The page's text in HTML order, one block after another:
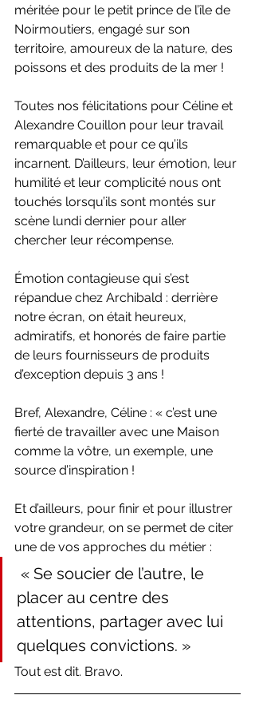
méritée pour le petit prince de l’île de
Noirmoutiers, engagé sur son
territoire, amoureux de la nature, des
poissons et des produits de la mer !
Toutes nos félicitations pour Céline et
Alexandre Couillon pour leur travail
remarquable et pour ce qu’ils
incarnent. D’ailleurs, leur émotion, leur
humilité et leur complicité nous ont
touchés lorsqu’ils sont montés sur
scène lundi dernier pour aller
chercher leur récompense.
Émotion contagieuse qui s’est
répandue chez Archibald : derrière
notre écran, on était heureux,
admiratifs, et honorés de faire partie
de leurs fournisseurs de produits
d’exception depuis 3 ans !
Bref, Alexandre, Céline : « c’est une
fierté de travailler avec une Maison
comme la vôtre, un exemple, une
source d’inspiration !
Et d’ailleurs, pour finir et pour illustrer
votre grandeur, on se permet de citer
une de vos approches du métier :
placer au centre des
attentions, partager avec lui
quelques convictions. »
Tout est dit. Bravo.